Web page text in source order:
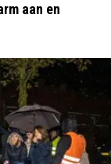
aan en